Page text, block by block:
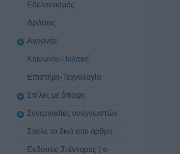
Εθελοντισμός
Δράσεις
Αγρονέα
Κοινωνία-Πολιτική
Επιστήμη-Τεχνολογία
Στήλες με άποψη
Συνεργασίες αναγνωστών
Στείλε το δικό σου άρθρο
Εκδόσεις Στέντορας | e-